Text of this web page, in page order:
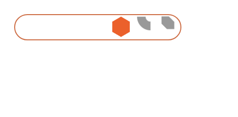
ideasign ideanow